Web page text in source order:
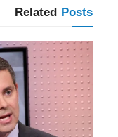
Related Posts